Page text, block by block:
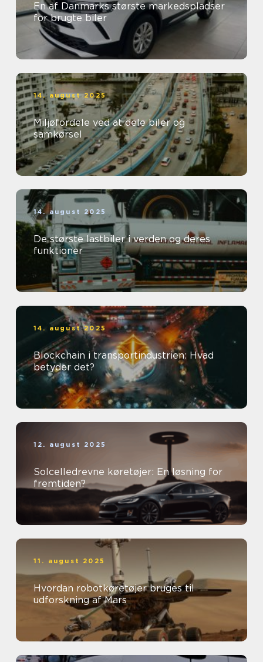
En af Danmarks største markedspladser
for brugte biler
14. august 2025
Miljøfordele ved at dele biler og
samkørsel
14. august 2025
De største lastbiler i verden og deres
funktioner
14. august 2025
Blockchain i transportindustrien: Hvad
betyder det?
12. august 2025
Solcelledrevne køretøjer: En løsning for
fremtiden?
11. august 2025
Hvordan robotkøretøjer bruges til
udforskning af Mars